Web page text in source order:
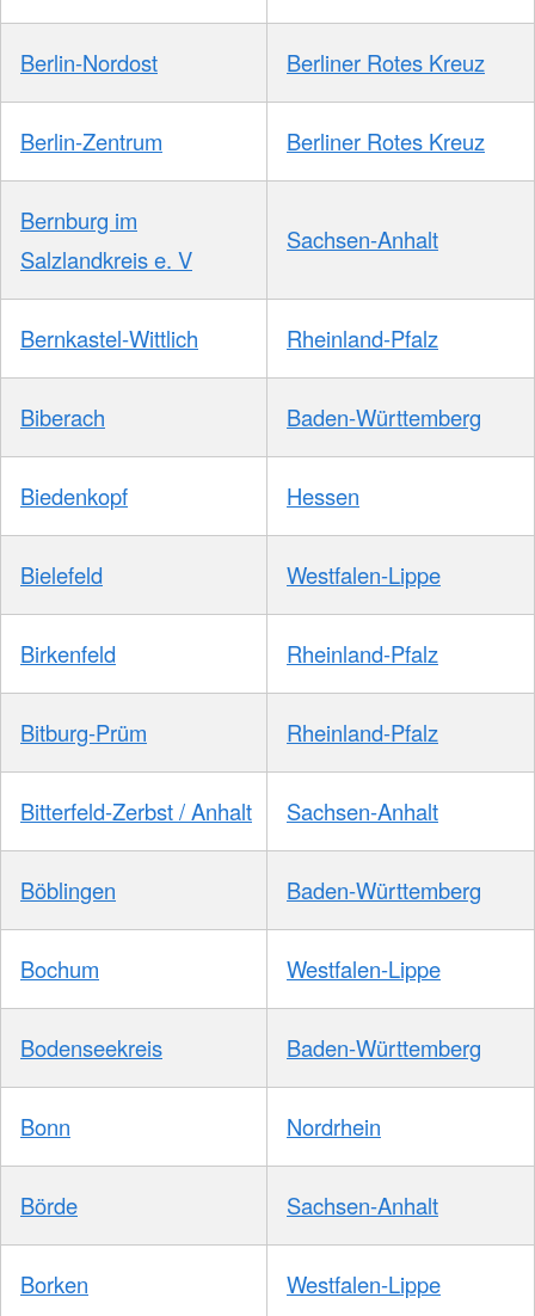
Berlin-Nordost Berliner Rotes Kreuz
Berlin-Zentrum Berliner Rotes Kreuz
Bernburg im
Salzlandkreis e. V
Sachsen-Anhalt
Bernkastel-Wittlich Rheinland-Pfalz
Biberach Baden-Württemberg
Biedenkopf Hessen
Bielefeld Westfalen-Lippe
Birkenfeld Rheinland-Pfalz
Bitburg-Prüm Rheinland-Pfalz
Bitterfeld-Zerbst / Anhalt Sachsen-Anhalt
Böblingen Baden-Württemberg
Bochum Westfalen-Lippe
Bodenseekreis Baden-Württemberg
Bonn Nordrhein
Börde Sachsen-Anhalt
Borken Westfalen-Lippe